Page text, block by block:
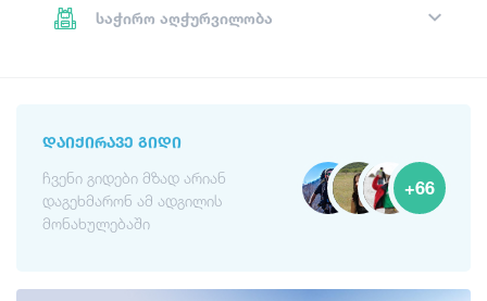
საჭირო აღჭურვილობა
ᲓᲐᲘᲥᲘᲠᲐᲕᲔ ᲒᲘᲓᲘ
ჩვენი გიდები მზად არიან
დაგეხმარონ ამ ადგილის
მონახულებაში
+66